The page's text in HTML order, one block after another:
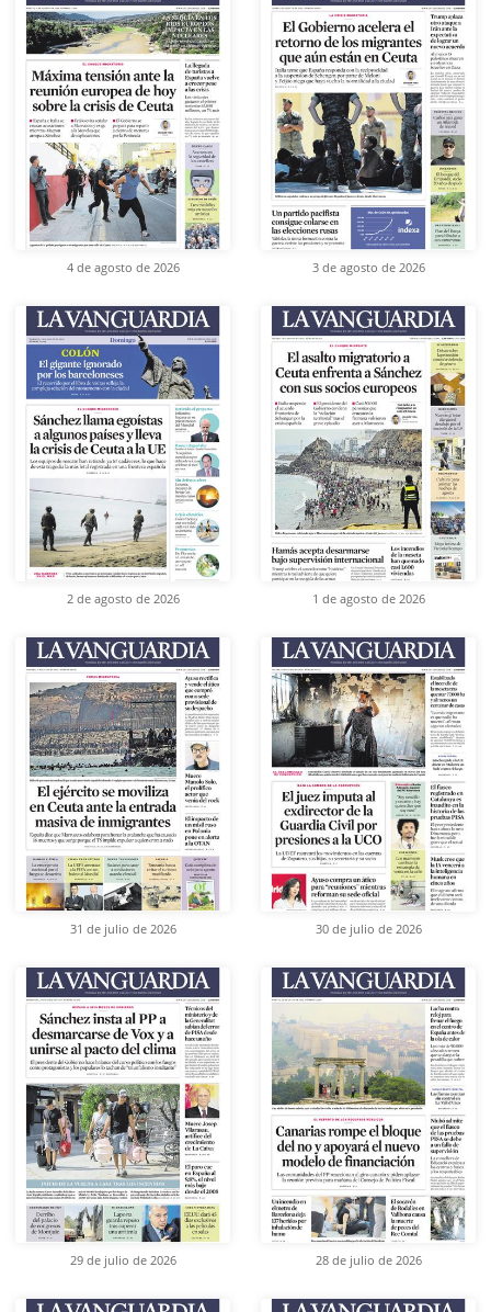
4 de agosto de 2026 3 de agosto de 2026
2 de agosto de 2026 1 de agosto de 2026
31 de julio de 2026 30 de julio de 2026
29 de julio de 2026 28 de julio de 2026